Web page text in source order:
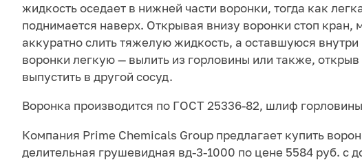
жидкость оседает в нижней части воронки, тогда как
поднимается наверх. Открывая внизу воронки стоп кран,
аккуратно слить тяжелую жидкость, а оставшуюся внутри
воронки легкую — вылить из горловины или также, открыв
выпустить в другой сосуд.
Воронка производится по ГОСТ 25336-82, шлиф
Компания Prime Chemicals Group предлагает купить
делительная грушевидная вд-3-1000 по цене 5584 руб. с